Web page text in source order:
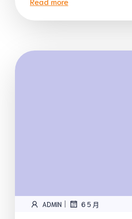
ADMIN | 6 5 月